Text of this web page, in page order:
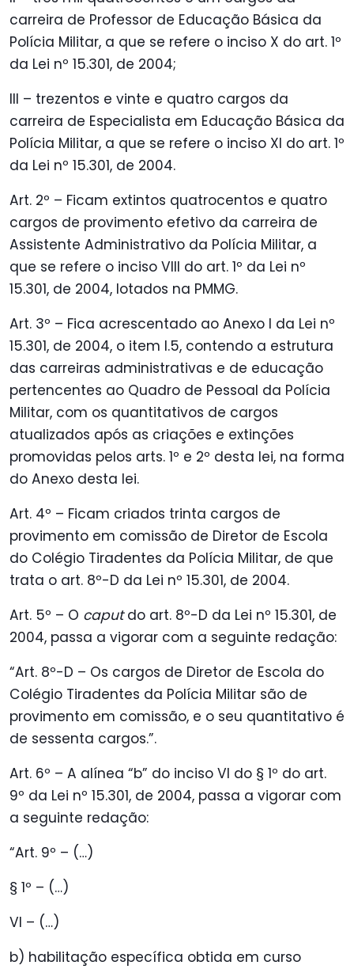
carreira de Professor de Educação Básica da
Polícia Militar, a que se refere o inciso X do art. 1º
da Lei nº 15.301, de 2004;
III – trezentos e vinte e quatro cargos da
carreira de Especialista em Educação Básica da
Polícia Militar, a que se refere o inciso XI do art. 1º
da Lei nº 15.301, de 2004.
Art. 2º – Ficam extintos quatrocentos e quatro
cargos de provimento efetivo da carreira de
Assistente Administrativo da Polícia Militar, a
que se refere o inciso VIII do art. 1º da Lei nº
15.301, de 2004, lotados na PMMG.
Art. 3º – Fica acrescentado ao Anexo I da Lei nº
15.301, de 2004, o item I.5, contendo a estrutura
das carreiras administrativas e de educação
pertencentes ao Quadro de Pessoal da Polícia
Militar, com os quantitativos de cargos
atualizados após as criações e extinções
promovidas pelos arts. 1º e 2º desta lei, na forma
do Anexo desta lei.
Art. 4º – Ficam criados trinta cargos de
provimento em comissão de Diretor de Escola
do Colégio Tiradentes da Polícia Militar, de que
trata o art. 8º-D da Lei nº 15.301, de 2004.
Art. 5º – O caputdo art. 8º-D da Lei nº 15.301, de
2004, passa a vigorar com a seguinte redação:
“Art. 8º-D – Os cargos de Diretor de Escola do
Colégio Tiradentes da Polícia Militar são de
provimento em comissão, e o seu quantitativo é
de sessenta cargos.”.
Art. 6º – A alínea “b” do inciso VI do § 1º do art.
9º da Lei nº 15.301, de 2004, passa a vigorar com
a seguinte redação:
“Art. 9º – (…)
§ 1º – (…)
VI – (…)
b) habilitação específica obtida em curso